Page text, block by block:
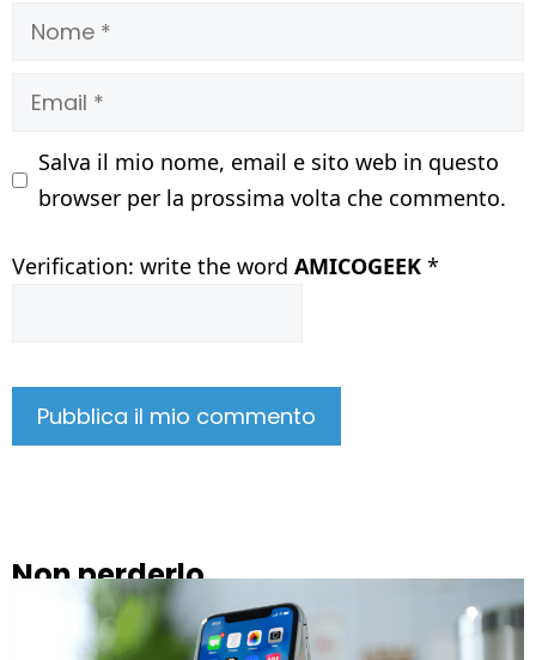
Nome
Email
Salva il mio nome, email e sito web in questo
browser per la prossima volta che commento.
Verification: write the word AMICOGEEK *
Non perderlo